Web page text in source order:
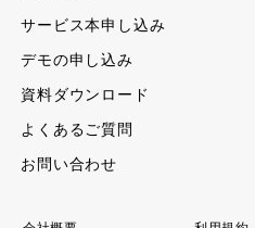
サービス本申し込み
デモの申し込み
資料ダウンロード
よくあるご質問
お問い合わせ